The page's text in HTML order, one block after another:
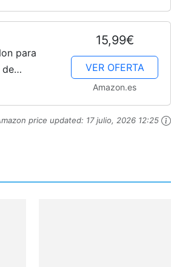
para
de
15,99€
VER OFERTA
Amazon.es
price updated: 17 julio, 2026 12:25